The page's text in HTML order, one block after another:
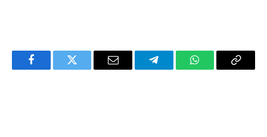
FacebookTwitter Email TelegramWhatsAppCopy